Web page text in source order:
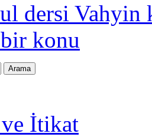
dersi Vahyin
konu
İtikat